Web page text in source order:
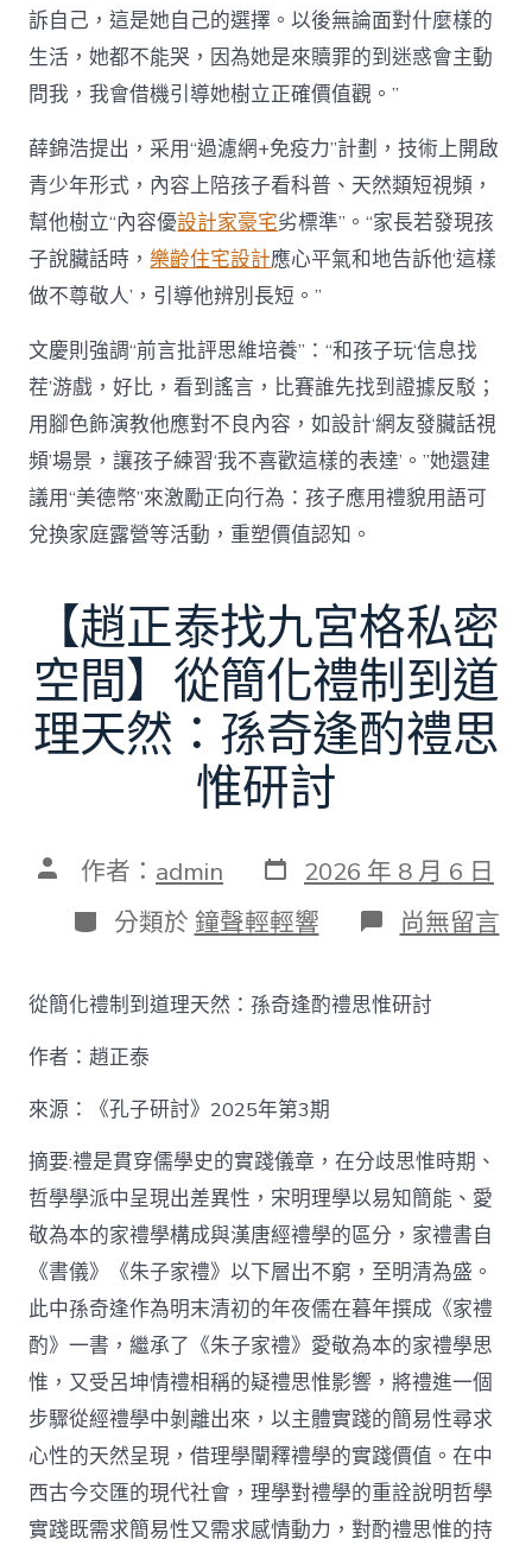
訴自己，這是她自己的選擇。以後無論面對什麼樣的
生活，她都不能哭，因為她是來贖罪的到迷惑會主動
問我，我會借機引導她樹立正確價值觀。”
薛錦浩提出，采用“過濾網+免疫力”計劃，技術上開啟
青少年形式，內容上陪孩子看科普、天然類短視頻，
幫他樹立“內容優設計家豪宅劣標準”。“家長若發現孩
子說臟話時，樂齡住宅設計應心平氣和地告訴他‘這樣
做不尊敬人’，引導他辨別長短。”
文慶則強調“前言批評思維培養”：“和孩子玩‘信息找
茬’游戲，好比，看到謠言，比賽誰先找到證據反駁；
用腳色飾演教他應對不良內容，如設計‘網友發臟話視
頻’場景，讓孩子練習‘我不喜歡這樣的表達’。”她還建
議用“美德幣”來激勵正向行為：孩子應用禮貌用語可
兌換家庭露營等活動，重塑價值認知。
【趙正泰找九宮格私密
空間】從簡化禮制到道
理天然：孫奇逢酌禮思
惟研討
文 作者： admin 發
表
日
期
2026 年 8 月 6 日
分
類
分類於 鐘聲輕輕響 在
〈【趙
泰
找
空
間】
從
簡
化
禮
制
到
道
理
天
然：
孫
奇
逢
酌
禮
尚無留言
從簡化禮制到道理天然：孫奇逢酌禮思惟研討
作者：趙正泰
來源：《孔子研討》2025年第3期
摘要:禮是貫穿儒學史的實踐儀章，在分歧思惟時期、
哲學學派中呈現出差異性，宋明理學以易知簡能、愛
敬為本的家禮學構成與漢唐經禮學的區分，家禮書自
《書儀》《朱子家禮》以下層出不窮，至明清為盛。
此中孫奇逢作為明末清初的年夜儒在暮年撰成《家禮
酌》一書，繼承了《朱子家禮》愛敬為本的家禮學思
惟，又受呂坤情禮相稱的疑禮思惟影響，將禮進一個
步驟從經禮學中剝離出來，以主體實踐的簡易性尋求
心性的天然呈現，借理學闡釋禮學的實踐價值。在中
西古今交匯的現代社會，理學對禮學的重詮說明哲學
實踐既需求簡易性又需求感情動力，對酌禮思惟的持